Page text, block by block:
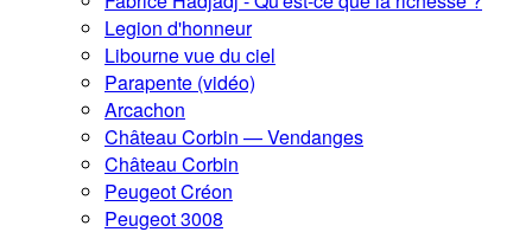
Legion d'honneur
Libourne vue du ciel
Parapente (vidéo)
Arcachon
Château Corbin — Vendanges
Château Corbin
Peugeot Créon
Peugeot 3008